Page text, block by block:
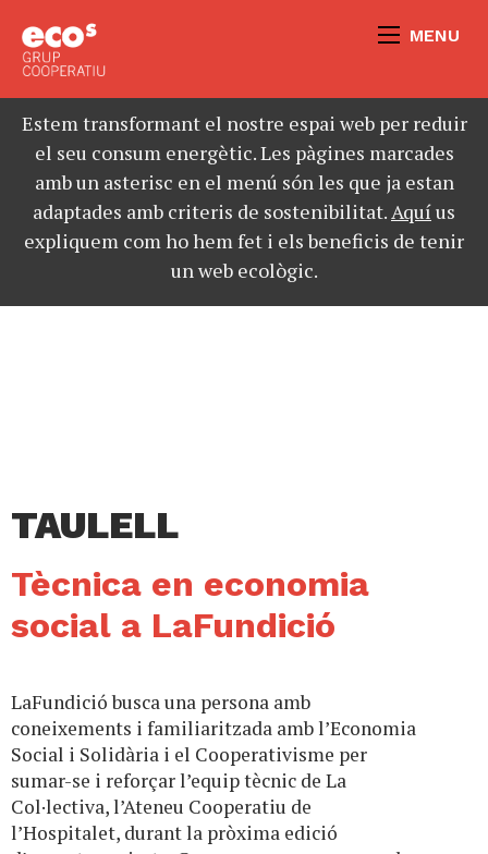
MENU
Estem transformant el nostre espai web per reduir
el seu consum energètic. Les pàgines marcades
amb un asterisc en el menú són les que ja estan
adaptades amb criteris de sostenibilitat.Aquíus
expliquem com ho hem fet i els beneficis de tenir
un web ecològic.
TAULELL
Tècnica en economia
social a LaFundició
LaFundició busca una persona amb
coneixements i familiaritzada amb l’Economia
Social i Solidària i el Cooperativisme per
sumar-se i reforçar l’equip tècnic de La
Col·lectiva, l’Ateneu Cooperatiu de
l’Hospitalet, durant la pròxima edició